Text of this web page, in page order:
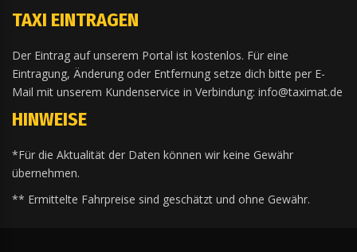
TAXI EINTRAGEN
Der Eintrag auf unserem Portal ist kostenlos. Für eine
Eintragung, Änderung oder Entfernung setze dich bitte per E-
Mail mit unserem Kundenservice in Verbindung: info@taximat.de
HINWEISE
*Für die Aktualität der Daten können wir keine Gewähr
übernehmen.
** Ermittelte Fahrpreise sind geschätzt und ohne Gewähr.